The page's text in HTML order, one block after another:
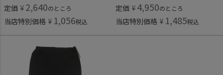
定価 ¥ 2,640のところ
当店特別価格 ¥ 1,056税込
定価 ¥ 4,950のところ
当店特別価格 ¥ 1,485税込